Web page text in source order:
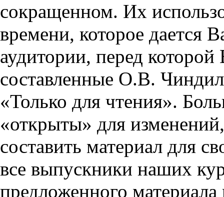
сокращенном. Их
времени, которое дается
аудитории, перед
составленные О.В.
«Только для чтения».
«открыты» для
составить материал для
все выпускники наших
предложенного